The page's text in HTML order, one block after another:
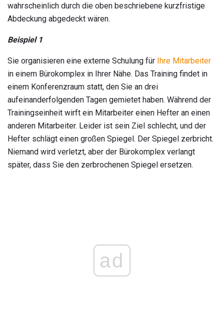
wahrscheinlich durch die oben beschriebene kurzfristige
Abdeckung abgedeckt wären.
Beispiel 1
Sie organisieren eine externe Schulung für Ihre Mitarbeiter
in einem Bürokomplex in Ihrer Nähe. Das Training findet in
einem Konferenzraum statt, den Sie an drei
aufeinanderfolgenden Tagen gemietet haben. Während der
Trainingseinheit wirft ein Mitarbeiter einen Hefter an einen
anderen Mitarbeiter. Leider ist sein Ziel schlecht, und der
Hefter schlägt einen großen Spiegel. Der Spiegel zerbricht.
Niemand wird verletzt, aber der Bürokomplex verlangt
später, dass Sie den zerbrochenen Spiegel ersetzen.
ad